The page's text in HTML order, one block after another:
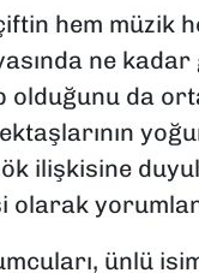
hem müzik
ne
olduğunu da
ilişkisine
olarak
ünlü